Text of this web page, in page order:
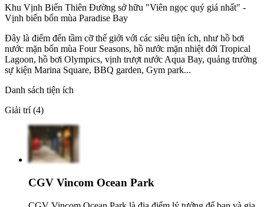
Khu Vịnh Biển Thiên Đường sở hữu "Viên ngọc quý giá nhất" -
Vịnh biển bốn mùa Paradise Bay
Đây là điểm đến tầm cỡ thế giới với các siêu tiện ích, như hồ bơi
nước mặn bốn mùa Four Seasons, hồ nước mặn nhiệt đới Tropical
Lagoon, hồ bơi Olympics, vịnh trượt nước Aqua Bay, quảng trường
sự kiện Marina Square, BBQ garden, Gym park...
Danh sách tiện ích
Giải trí (4)
CGV Vincom Ocean Park